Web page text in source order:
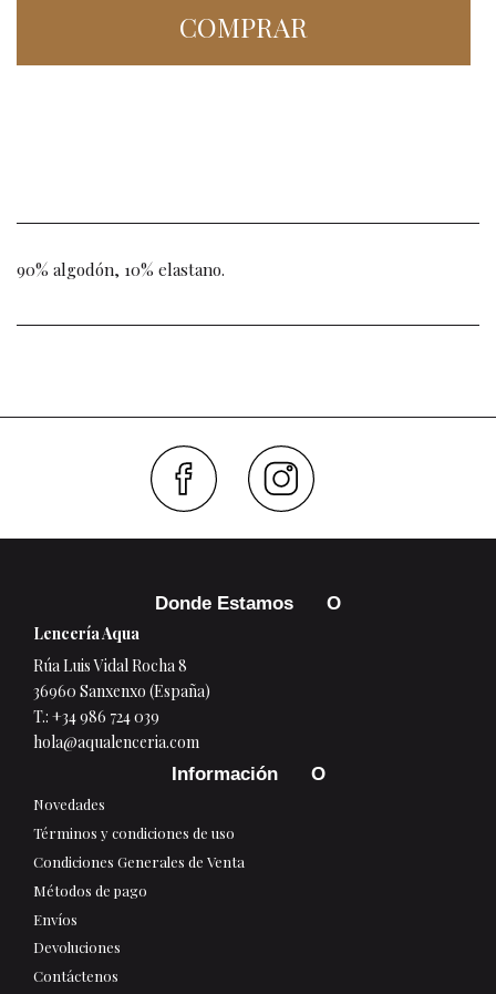
COMPRAR
90% algodón, 10% elastano.
Donde Estamos
Lencería Aqua
Rúa Luis Vidal Rocha 8
36960 Sanxenxo (España)
T.: +34 986 724 039
hola@aqualenceria.com
Información
Novedades
Términos y condiciones de uso
Condiciones Generales de Venta
Métodos de pago
Envíos
Devoluciones
Contáctenos